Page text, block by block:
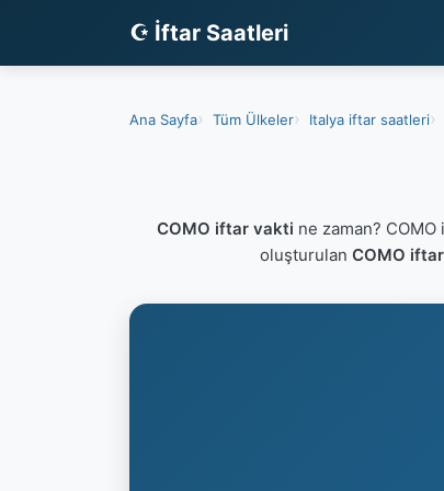
☪ İftar Saatleri
Ana Sayfa Tüm Ülkeler Italya iftar saatleri
COMO iftar vakti ne zaman?
oluşturulan COMO